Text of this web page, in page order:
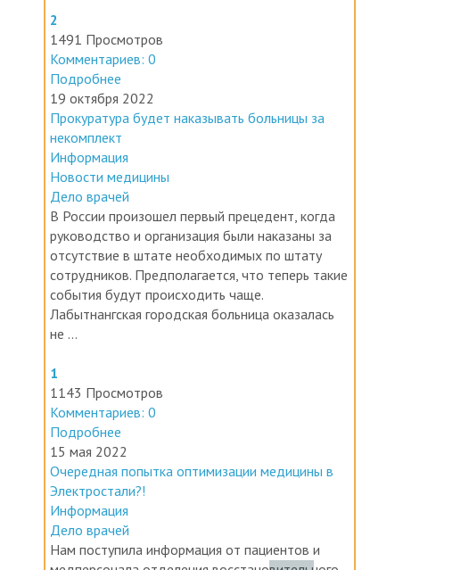
1491 Просмотров
Комментариев: 0
Подробнее
19 октября 2022
Прокуратура будет наказывать больницы за
некомплект
Информация
Новости медицины
Дело врачей
В России произошел первый прецедент, когда
руководство и организация были наказаны за
отсутствие в штате необходимых по штату
сотрудников. Предполагается, что теперь такие
события будут происходить чаще.
Лабытнангская городская больница оказалась
не ...
1143 Просмотров
Комментариев: 0
Подробнее
15 мая 2022
Очередная попытка оптимизации медицины в
Электростали?!
Информация
Дело врачей
Нам поступила информация от пациентов и
медперсонала отделения восстановительного